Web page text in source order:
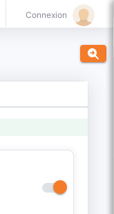
Connexion